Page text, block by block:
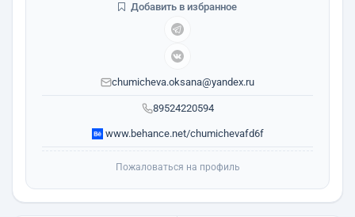
89524220594
chumicheva.oksana@yandex.ru
www.behance.net/chumichevafd6f
Добавить в избранное
Пожаловаться на профиль